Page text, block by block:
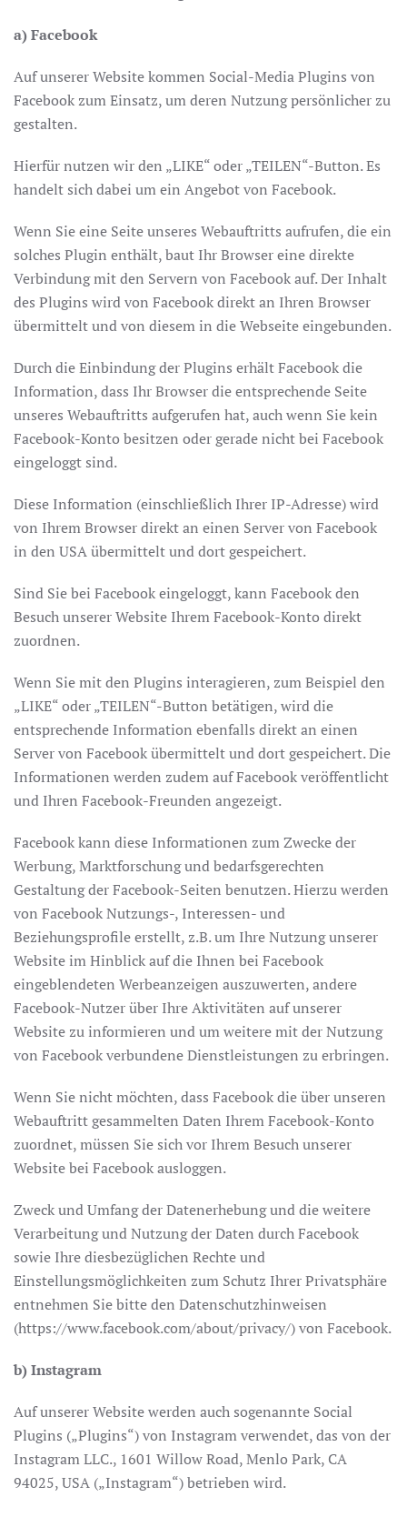
a) Facebook
Auf unserer Website kommen Social-Media Plugins von
Facebook zum Einsatz, um deren Nutzung persönlicher zu
gestalten.
Hierfür nutzen wir den „LIKE“ oder „TEILEN“-Button. Es
handelt sich dabei um ein Angebot von Facebook.
Wenn Sie eine Seite unseres Webauftritts aufrufen, die ein
solches Plugin enthält, baut Ihr Browser eine direkte
Verbindung mit den Servern von Facebook auf. Der Inhalt
des Plugins wird von Facebook direkt an Ihren Browser
übermittelt und von diesem in die Webseite eingebunden.
Durch die Einbindung der Plugins erhält Facebook die
Information, dass Ihr Browser die entsprechende Seite
unseres Webauftritts aufgerufen hat, auch wenn Sie kein
Facebook-Konto besitzen oder gerade nicht bei Facebook
eingeloggt sind.
Diese Information (einschließlich Ihrer IP-Adresse) wird
von Ihrem Browser direkt an einen Server von Facebook
in den USA übermittelt und dort gespeichert.
Sind Sie bei Facebook eingeloggt, kann Facebook den
Besuch unserer Website Ihrem Facebook-Konto direkt
zuordnen.
Wenn Sie mit den Plugins interagieren, zum Beispiel den
„LIKE“ oder „TEILEN“-Button betätigen, wird die
entsprechende Information ebenfalls direkt an einen
Server von Facebook übermittelt und dort gespeichert. Die
Informationen werden zudem auf Facebook veröffentlicht
und Ihren Facebook-Freunden angezeigt.
Facebook kann diese Informationen zum Zwecke der
Werbung, Marktforschung und bedarfsgerechten
Gestaltung der Facebook-Seiten benutzen. Hierzu werden
von Facebook Nutzungs-, Interessen- und
Beziehungsprofile erstellt, z.B. um Ihre Nutzung unserer
Website im Hinblick auf die Ihnen bei Facebook
eingeblendeten Werbeanzeigen auszuwerten, andere
Facebook-Nutzer über Ihre Aktivitäten auf unserer
Website zu informieren und um weitere mit der Nutzung
von Facebook verbundene Dienstleistungen zu erbringen.
Wenn Sie nicht möchten, dass Facebook die über unseren
Webauftritt gesammelten Daten Ihrem Facebook-Konto
zuordnet, müssen Sie sich vor Ihrem Besuch unserer
Website bei Facebook ausloggen.
Zweck und Umfang der Datenerhebung und die weitere
Verarbeitung und Nutzung der Daten durch Facebook
sowie Ihre diesbezüglichen Rechte und
Einstellungsmöglichkeiten zum Schutz Ihrer Privatsphäre
entnehmen Sie bitte den Datenschutzhinweisen
(https://www.facebook.com/about/privacy/) von Facebook.
b) Instagram
Auf unserer Website werden auch sogenannte Social
Plugins („Plugins“) von Instagram verwendet, das von der
Instagram LLC., 1601 Willow Road, Menlo Park, CA
94025, USA („Instagram“) betrieben wird.